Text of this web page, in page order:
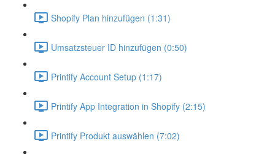
Shopify Plan hinzufügen (1:31)
Umsatzsteuer ID hinzufügen (0:50)
Printify Account Setup (1:17)
Printify App Integration in Shopify (2:15)
Printify Produkt auswählen (7:02)